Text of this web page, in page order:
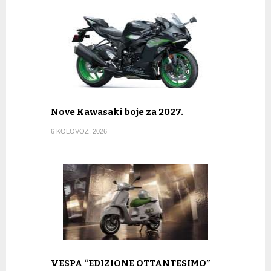
Nove Kawasaki boje za 2027.
6 KOLOVOZ, 2026
VESPA “EDIZIONE OTTANTESIMO”